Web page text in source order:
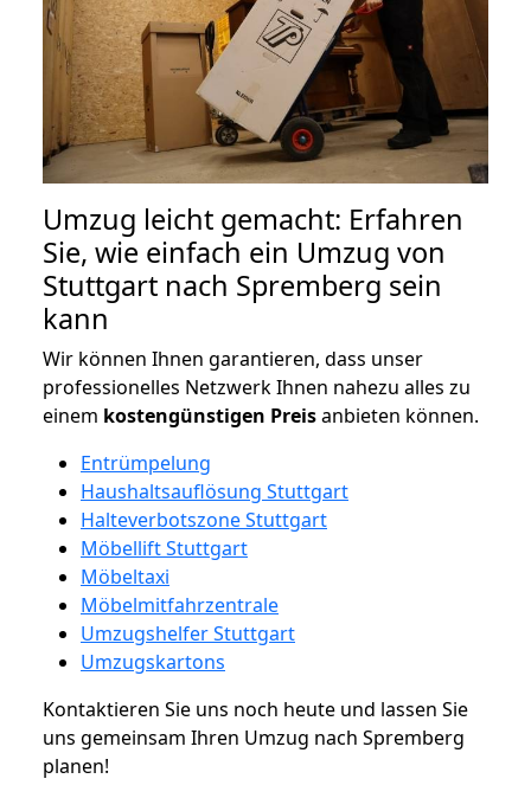
Umzug leicht gemacht: Erfahren
Sie, wie einfach ein Umzug von
Stuttgart nach Spremberg sein
kann
Wir können Ihnen garantieren, dass unser
professionelles Netzwerk Ihnen nahezu alles zu
einem kostengünstigen Preisanbieten können.
Entrümpelung
Haushaltsauflösung Stuttgart
Halteverbotszone Stuttgart
Möbellift Stuttgart
Möbeltaxi
Möbelmitfahrzentrale
Umzugshelfer Stuttgart
Umzugskartons
Kontaktieren Sie uns noch heute und lassen Sie
uns gemeinsam Ihren Umzug nach Spremberg
planen!